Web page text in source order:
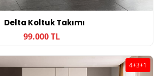
Delta Koltuk Takımı
99.000 TL
4+3+1